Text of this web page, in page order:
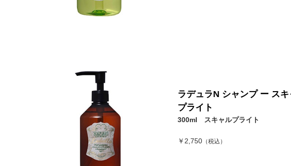
ラデュラN シャンプ ー ス
プライト
300ml スキャルプライト
￥2,750 （税込）